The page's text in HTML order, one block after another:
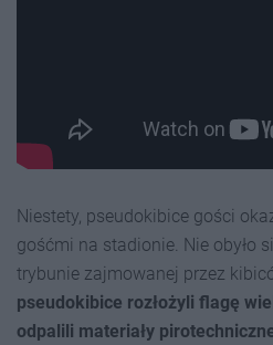
Niestety, pseudokibice gości
gośćmi na stadionie. Nie obyło
trybunie zajmowanej przez
pseudokibice rozłożyli flagę
odpalili materiały